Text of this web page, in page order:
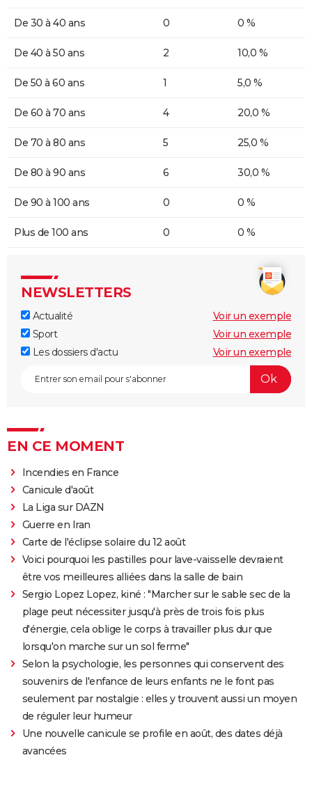
De 30 à 40 ans 0 0 %
De 40 à 50 ans 2 10,0 %
De 50 à 60 ans 1 5,0 %
De 60 à 70 ans 4 20,0 %
De 70 à 80 ans 5 25,0 %
De 80 à 90 ans 6 30,0 %
De 90 à 100 ans 0 0 %
Plus de 100 ans 0 0 %
NEWSLETTERS
Actualité
Voir un exemple
Sport
Voir un exemple
Les dossiers d'actu
Voir un exemple
EN CE MOMENT
Incendies en France
Canicule d'août
La Liga sur DAZN
Guerre en Iran
Carte de l'éclipse solaire du 12 août
Voici pourquoi les pastilles pour lave-vaisselle devraient
être vos meilleures alliées dans la salle de bain
Sergio Lopez Lopez, kiné : "Marcher sur le sable sec de la
plage peut nécessiter jusqu'à près de trois fois plus
d'énergie, cela oblige le corps à travailler plus dur que
lorsqu'on marche sur un sol ferme"
Selon la psychologie, les personnes qui conservent des
souvenirs de l'enfance de leurs enfants ne le font pas
seulement par nostalgie : elles y trouvent aussi un moyen
de réguler leur humeur
Une nouvelle canicule se profile en août, des dates déjà
avancées